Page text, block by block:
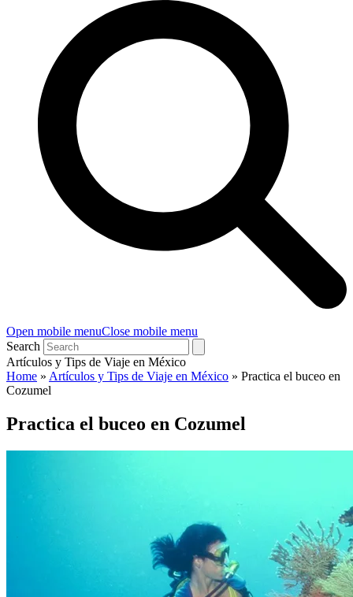
Open mobile menuClose mobile menu
Search
Artículos y Tips de Viaje en México
Home » Artículos y Tips de Viaje en México » Practica el buceo en
Cozumel
Practica el buceo en Cozumel